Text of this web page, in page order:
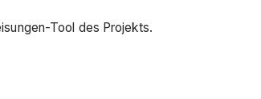
Tool des Projekts.